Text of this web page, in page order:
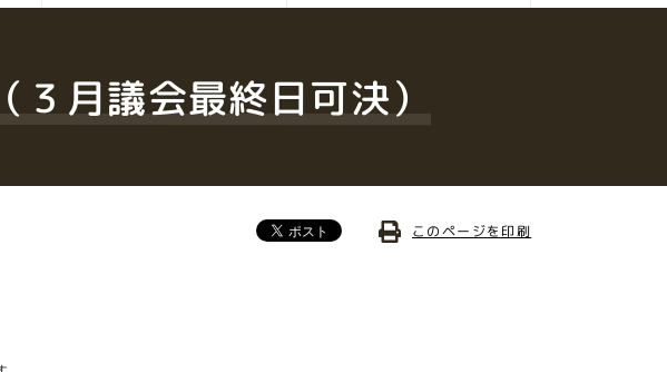
月議会最終日可決）
このページを印刷